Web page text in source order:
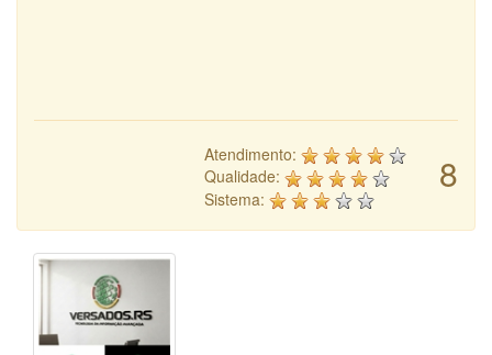
8
Atendimento:
Qualidade:
Sistema: